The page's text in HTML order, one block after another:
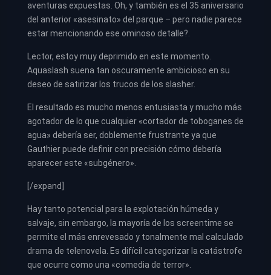
aventuras expuestas. Oh, y también es el 35 aniversario
del anterior «asesinato» del parque – pero nadie parece
estar mencionando ese ominoso detalle?.
Lector, estoy muy deprimido en este momento.
Aquaslash suena tan oscuramente ambicioso en su
deseo de satirizar los trucos de los slasher.
El resultado es mucho menos entusiasta y mucho más
agotador de lo que cualquier «cortador de toboganes de
agua» debería ser, doblemente frustrante ya que
Gauthier puede definir con precisión cómo debería
aparecer este «subgénero».
[/expand]
Hay tanto potencial para la explotación húmeda y
salvaje, sin embargo, la mayoría de los screentime se
permite el más enrevesado y tonalmente mal calculado
drama de telenovela. Es difícil categorizar la catástrofe
que ocurre como una «comedia de terror».